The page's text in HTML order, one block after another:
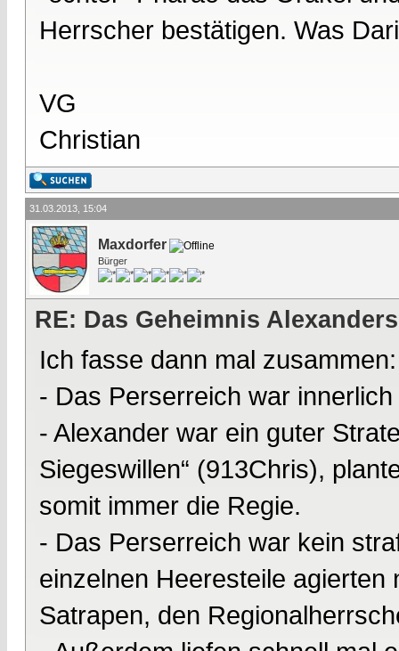
Herrscher bestätigen. Was
VG
Christian
31.03.2013, 15:04
Maxdorfer
Bürger
RE: Das Geheimnis Alexanders
Ich fasse dann mal zusammen:
- Das Perserreich war
- Alexander war ein guter
Siegeswillen“ (913Chris),
somit immer die Regie.
- Das Perserreich war kein
einzelnen Heeresteile
Satrapen, den